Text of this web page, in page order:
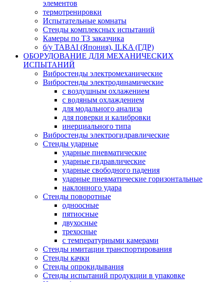
элементов
термотренировки
Испытательные комнаты
Стенды комплексных испытаний
Камеры по ТЗ заказчика
б/у TABAI (Япония), ILKA (ГДР)
ОБОРУДОВАНИЕ ДЛЯ МЕХАНИЧЕСКИХ
ИСПЫТАНИЙ
Вибростенды электромеханические
Вибростенды электродинамические
с воздушным охлажением
с водяным охлаждением
для модального анализа
для поверки и калибровки
инерциального типа
Вибростенды электрогидравлические
Стенды ударные
ударные пневматические
ударные гидравлические
ударные свободного падения
ударные пневматические горизонтальные
наклонного удара
Стенды поворотные
одноосные
пятиосные
двухосные
трехосные
с температурными камерами
Стенды имитации транспортирования
Стенды качки
Стенды опрокидывания
Стенды испытаний продукции в упаковке